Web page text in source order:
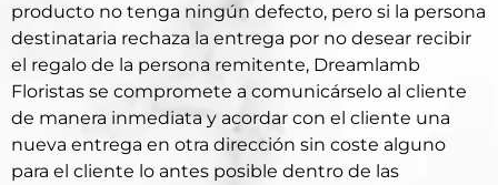
producto no tenga ningún defecto, pero si la persona
destinataria rechaza la entrega por no desear recibir
el regalo de la persona remitente, Dreamlamb
Floristas se compromete a comunicárselo al cliente
de manera inmediata y acordar con el cliente una
nueva entrega en otra dirección sin coste alguno
para el cliente lo antes posible dentro de las